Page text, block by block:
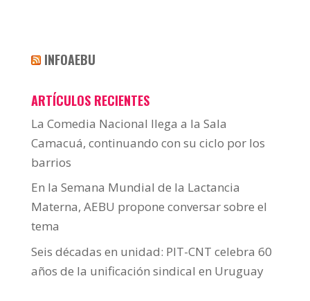
INFOAEBU
ARTÍCULOS RECIENTES
La Comedia Nacional llega a la Sala
Camacuá, continuando con su ciclo por los
barrios
En la Semana Mundial de la Lactancia
Materna, AEBU propone conversar sobre el
tema
Seis décadas en unidad: PIT-CNT celebra 60
años de la unificación sindical en Uruguay